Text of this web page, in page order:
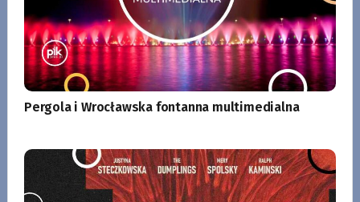
Pergola i Wrocławska fontanna multimedialna